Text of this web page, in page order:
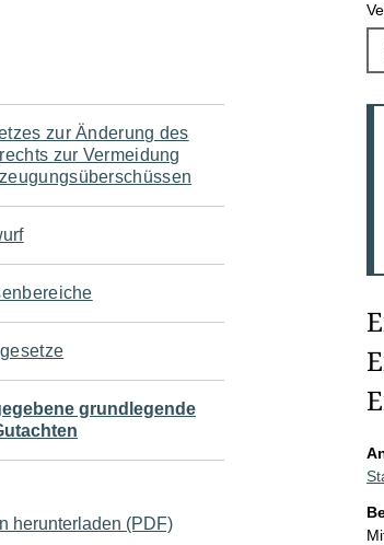
zur Änderung des
zur Vermeidung
grundlegende
herunterladen (PDF)